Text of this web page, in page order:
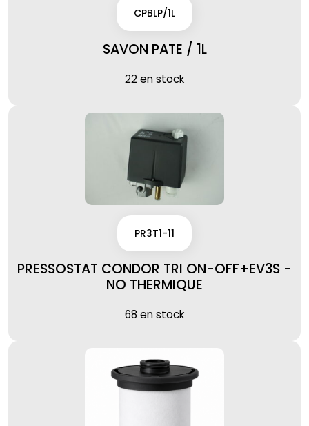
CPBLP/1L
SAVON PATE / 1L
22 en stock
PR3T1-11
PRESSOSTAT CONDOR TRI ON-OFF+EV3S -
NO THERMIQUE
68 en stock